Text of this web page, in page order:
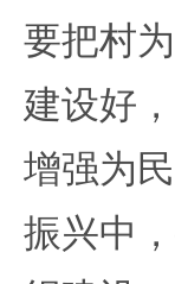
要把村
建设好
增强为
振兴中